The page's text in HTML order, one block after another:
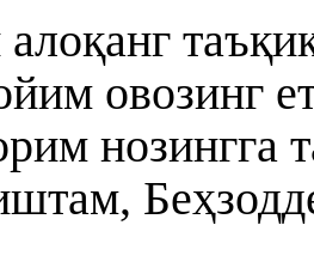
овозинг
нозингга